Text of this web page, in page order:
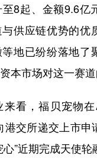
8起、金额9.6亿
供应链优势的优
地已纷纷落地了
本市场对这一赛道
看，福贝宠物在
港交所递交上市申
”近期完成天使轮